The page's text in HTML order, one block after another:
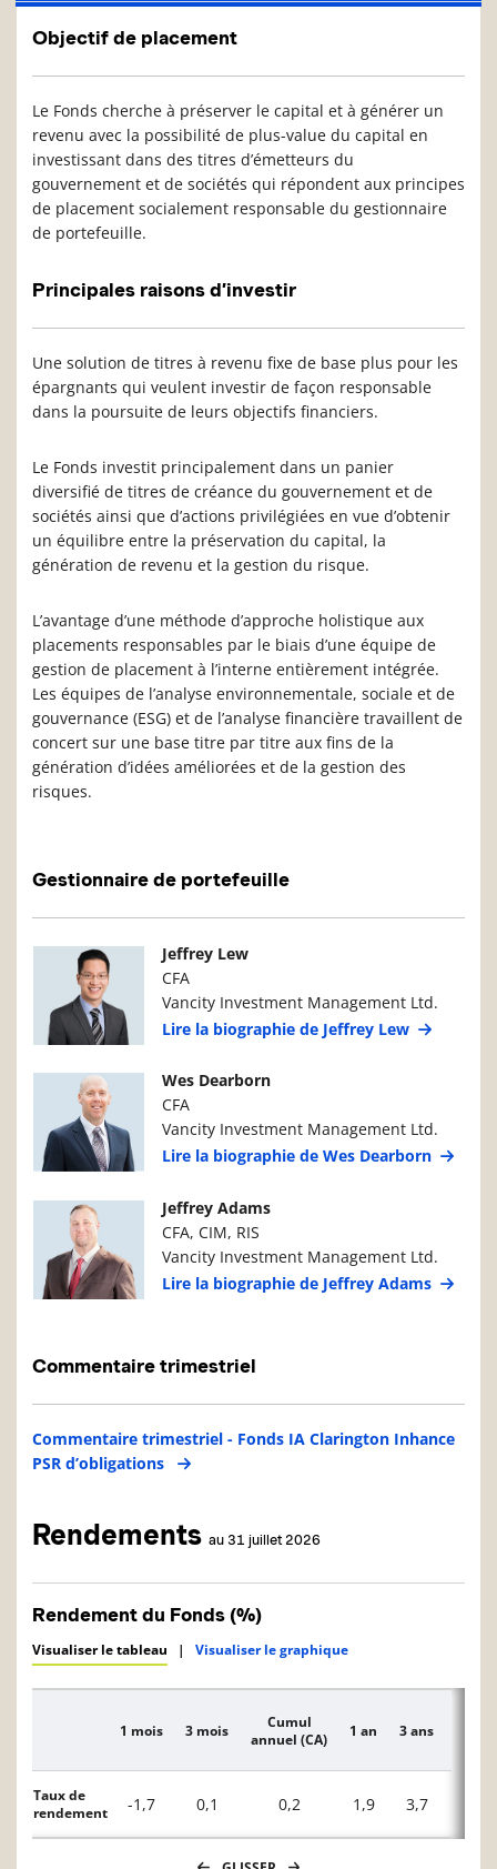
Objectif de placement
Le Fonds cherche à préserver le capital et à générer un
revenu avec la possibilité de plus-value du capital en
investissant dans des titres d’émetteurs du
gouvernement et de sociétés qui répondent aux principes
de placement socialement responsable du gestionnaire
de portefeuille.
Principales raisons d’investir
Une solution de titres à revenu fixe de base plus pour les
épargnants qui veulent investir de façon responsable
dans la poursuite de leurs objectifs financiers.
Le Fonds investit principalement dans un panier
diversifié de titres de créance du gouvernement et de
sociétés ainsi que d’actions privilégiées en vue d’obtenir
un équilibre entre la préservation du capital, la
génération de revenu et la gestion du risque.
L’avantage d’une méthode d’approche holistique aux
placements responsables par le biais d’une équipe de
gestion de placement à l’interne entièrement intégrée.
Les équipes de l’analyse environnementale, sociale et de
gouvernance (ESG) et de l’analyse financière travaillent de
concert sur une base titre par titre aux fins de la
génération d’idées améliorées et de la gestion des
risques.
Gestionnaire de portefeuille
Photo du gestionnaire de portefeuille
Jeffrey Lew
CFA
Vancity Investment Management Ltd.
Lire la biographie de Jeffrey Lew
Photo du gestionnaire de portefeuille
Wes Dearborn
CFA
Vancity Investment Management Ltd.
Lire la biographie de Wes Dearborn
Photo du gestionnaire de portefeuille
Jeffrey Adams
CFA, CIM, RIS
Vancity Investment Management Ltd.
Lire la biographie de Jeffrey Adams
Commentaire trimestriel
Commentaire trimestriel - Fonds IA Clarington Inhance
PSR d’obligations
Rendements au 31 juillet 2026
Rendement du Fonds (%)
Visualiser le tableau | Visualiser le graphique
Description
1 mois 3 mois
Cumul
annuel (CA)
1 an 3 ans
Taux de
rendement
-1,7 0,1 0,2 1,9 3,7